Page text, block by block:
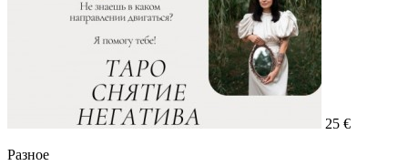
25 €
Разное